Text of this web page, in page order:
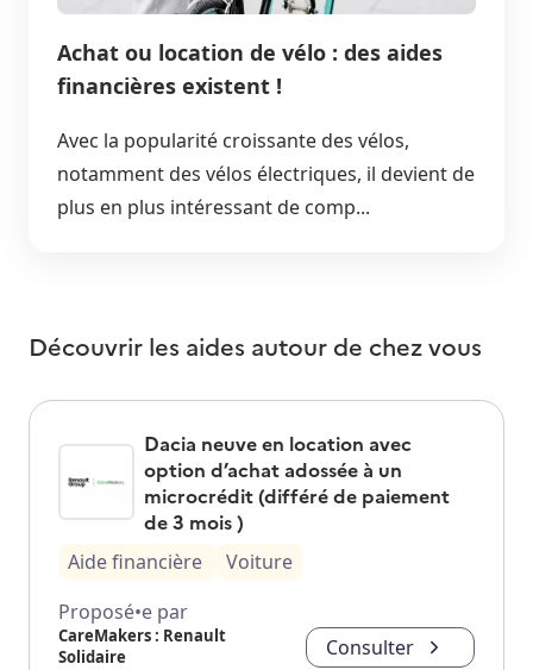
Achat ou location de vélo : des aides
financières existent !
Avec la popularité croissante des vélos,
notamment des vélos électriques, il devient de
plus en plus intéressant de comp...
Découvrir les aides autour de chez vous
Dacia neuve en location avec
option d’achat adossée à un
microcrédit (différé de paiement
de 3 mois )
Aide financière
Voiture
Proposé•e par
CareMakers : Renault
Solidaire
Consulter